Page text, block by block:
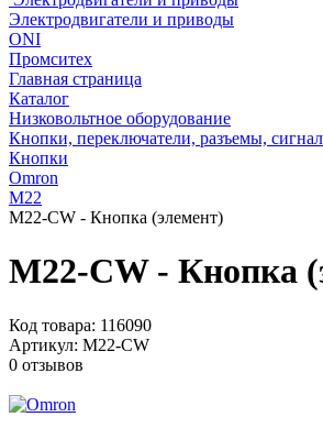
Электродвигатели и приводы
ONI
Промситех
Главная страница
Каталог
Низковольтное оборудование
Кнопки, переключатели, разъемы,
Кнопки
Omron
M22
M22-CW - Кнопка (элемент)
M22-CW - Кнопка
Код товара: 116090
Артикул: M22-CW
0 отзывов